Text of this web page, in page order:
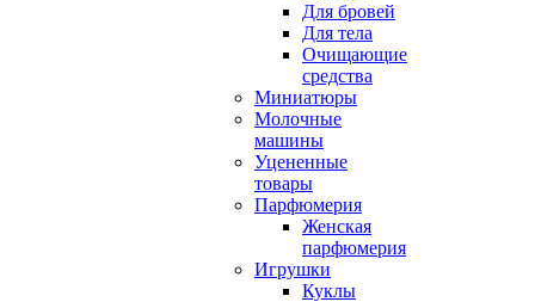
Для бровей
Для тела
Очищающие
средства
Миниатюры
Молочные
машины
Уцененные
товары
Парфюмерия
Женская
парфюмерия
Игрушки
Куклы